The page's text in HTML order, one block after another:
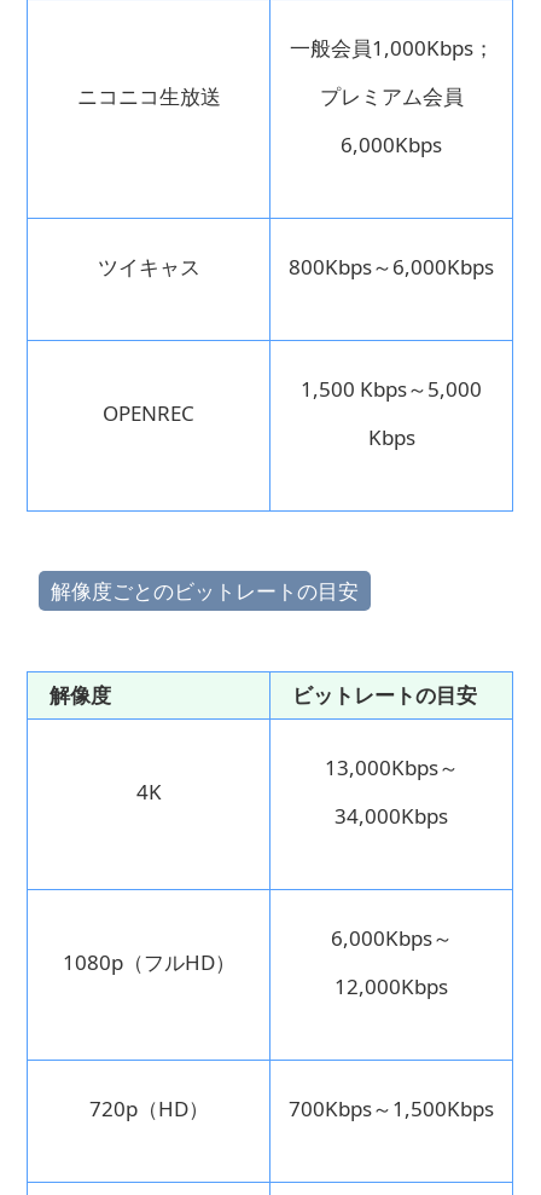
ニコニコ生放送
一般会員1,000Kbps；
プレミアム会員
6,000Kbps
ツイキャス 800Kbps～6,000Kbps
OPENREC
1,500 Kbps～5,000
Kbps
解像度ごとのビットレートの目安
解像度 ビットレートの目安
4K
13,000Kbps～
34,000Kbps
1080p（フルHD）
6,000Kbps～
12,000Kbps
720p（HD） 700Kbps～1,500Kbps